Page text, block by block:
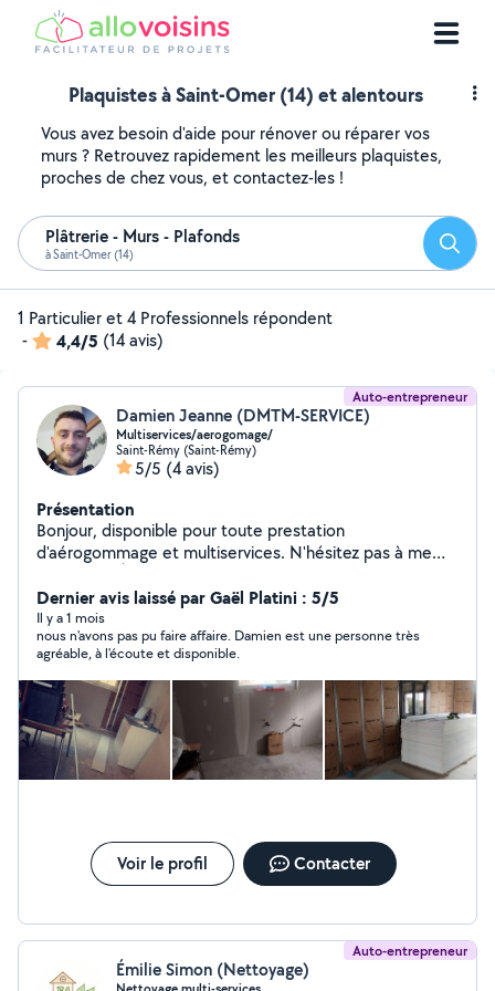
Plaquistes à Saint-Omer (14) et alentours
Vous avez besoin d'aide pour rénover ou réparer vos
murs ? Retrouvez rapidement les meilleurs plaquistes,
proches de chez vous, et contactez-les !
Plâtrerie - Murs - Plafonds
à Saint-Omer (14)
1 Particulier et 4 Professionnels répondent
-
4,4/5 (14 avis)
Auto-entrepreneur
Damien Jeanne (DMTM-SERVICE)
Multiservices/aerogomage/
Saint-Rémy (Saint-Rémy)
5/5 (4 avis)
Présentation
Bonjour, disponible pour toute prestation
d'aérogommage et multiservices. N'hésitez pas à me
Dernier avis laissé par Gaël Platini : 5/5
Il y a 1 mois
nous n'avons pas pu faire affaire. Damien est une personne très
agréable, à l'écoute et disponible.
Voir le profil Contacter
Auto-entrepreneur
Émilie Simon (Nettoyage)